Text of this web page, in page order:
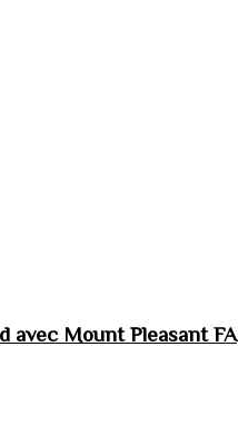
avec Mount Pleasant FA